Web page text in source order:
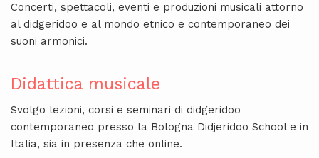
Concerti, spettacoli, eventi e produzioni musicali attorno
al didgeridoo e al mondo etnico e contemporaneo dei
suoni armonici.
Didattica musicale
Svolgo lezioni, corsi e seminari di didgeridoo
contemporaneo presso la Bologna Didjeridoo School e in
Italia, sia in presenza che online.